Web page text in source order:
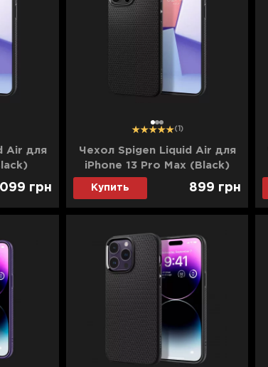
Air для
099 грн
12 3 (1)
Чехол Spigen Liquid Air для
iPhone 13 Pro Max (Black)
Купить 899 грн